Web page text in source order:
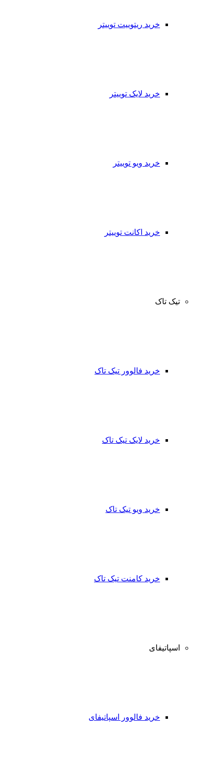
خرید ریتوییت توییتر
خرید لایک توییتر
خرید ویو توییتر
خرید اکانت توییتر
تیک تاک
خرید فالوور تیک تاک
خرید لایک تیک تاک
خرید ویو تیک تاک
خرید کامنت تیک تاک
اسپاتیفای
خرید فالوور اسپاتیفای